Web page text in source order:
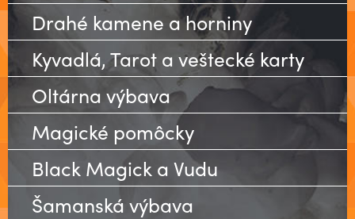
Drahé kamene a horniny
Kyvadlá, Tarot a veštecké karty
Oltárna výbava
Magické pomôcky
Black Magick a Vudu
Šamanská výbava